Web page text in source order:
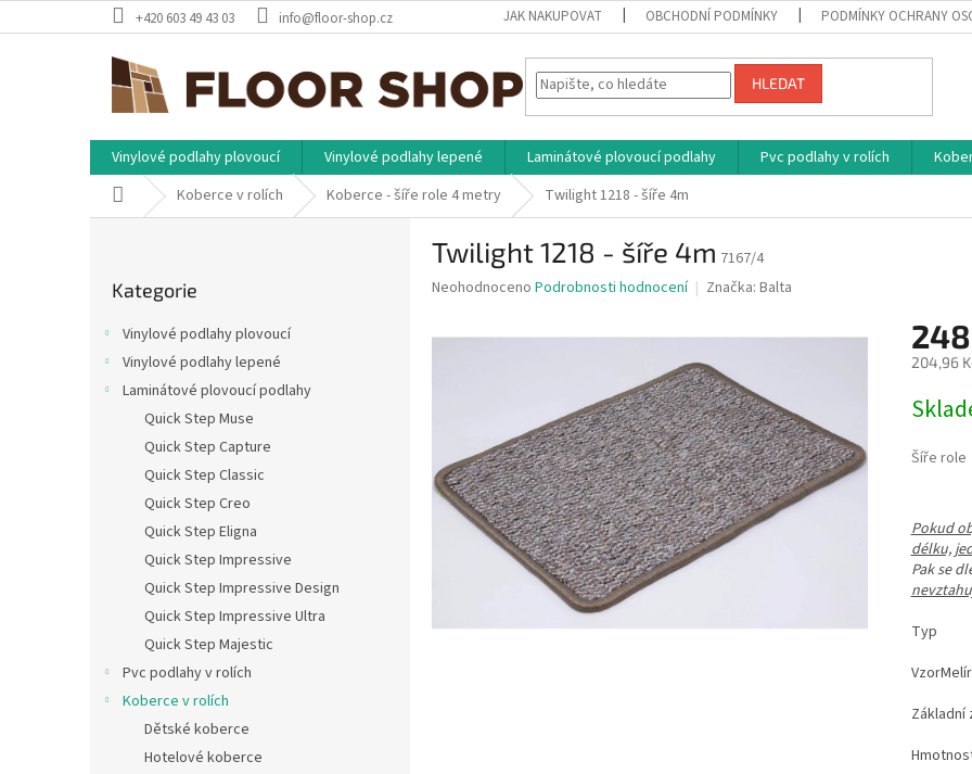
na
+420 603 49 43 03 info@floor-shop.cz JAK NAKUPOVAT OBCHODNÍ PODMÍNKY PODMÍNKY OCHRANY
HLEDAT
Vinylové podlahy plovoucí Vinylové podlahy lepené Laminátové plovoucí podlahy Pvc podlahy v rolích
Domů Koberce v rolích Koberce - šíře role 4 metry Twilight 1218 - šíře 4m
kategorie
Kategorie
Vinylové podlahy plovoucí
Vinylové podlahy lepené
Laminátové plovoucí podlahy
Quick Step Muse
Quick Step Capture
Quick Step Classic
Quick Step Creo
Quick Step Eligna
Quick Step Impressive
Quick Step Impressive Design
Quick Step Impressive Ultra
Quick Step Majestic
Pvc podlahy v rolích
Koberce v rolích
Dětské koberce
Hotelové koberce
Twilight 1218 - šíře 4m 7167/4
Průměrné
Neohodnoceno Podrobnosti hodnocení Značka: Balta
204,96
cena:
Šíře role
Pokud
délku,
Pak se